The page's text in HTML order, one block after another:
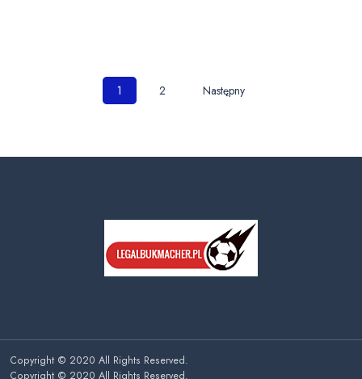
Nawigacja
1 2 Następny
Copyright © 2020 All Rights Reserved.
Copyright © 2020 All Rights Reserved.